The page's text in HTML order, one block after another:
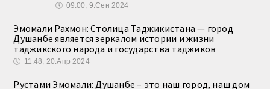
🕔 09:00, 9.Сен 2024
Эмомали Рахмон: Столица Таджикистана — город
Душанбе является зеркалом истории и жизни
таджикского народа и государства таджиков
🕔 11:48, 20.Апр 2024
Рустами Эмомали: Душанбе – это наш город, наш дом